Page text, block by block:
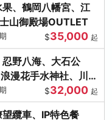
、鶴岡八幡宮、江
山御殿場OUTLET
$35,000 起
野八海、大石公
漫花手水神社、川越
$32,000 起
纜車、IP特色餐